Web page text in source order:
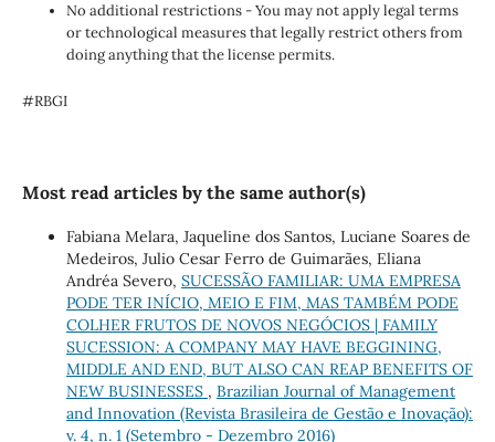
No additional restrictions - You may not apply legal terms
or technological measures that legally restrict others from
doing anything that the license permits.
#RBGI
Most read articles by the same author(s)
Fabiana Melara, Jaqueline dos Santos, Luciane Soares de
Medeiros, Julio Cesar Ferro de Guimarães, Eliana
Andréa Severo, SUCESSÃO FAMILIAR: UMA EMPRESA
PODE TER INÍCIO, MEIO E FIM, MAS TAMBÉM PODE
COLHER FRUTOS DE NOVOS NEGÓCIOS | FAMILY
SUCESSION: A COMPANY MAY HAVE BEGGINING,
MIDDLE AND END, BUT ALSO CAN REAP BENEFITS OF
NEW BUSINESSES , Brazilian Journal of Management
and Innovation (Revista Brasileira de Gestão e Inovação):
v. 4, n. 1 (Setembro - Dezembro 2016)